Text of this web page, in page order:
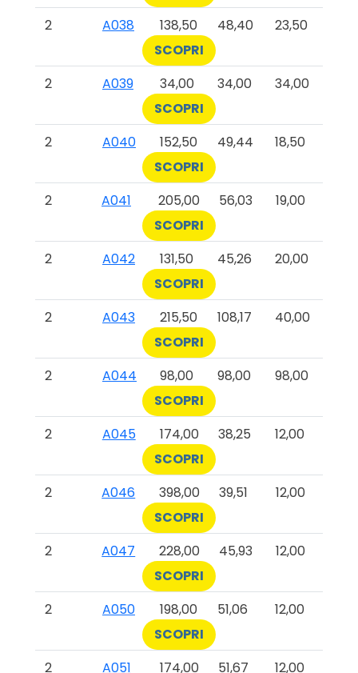
2
A038 138,50 48,40
23,50
SCOPRI
2
A039 34,00 34,00
34,00
SCOPRI
2
A040 152,50 49,44
18,50
SCOPRI
2
A041 205,00 56,03
19,00
SCOPRI
2
A042 131,50 45,26
20,00
SCOPRI
2
A043 215,50 108,17
40,00
SCOPRI
2
A044 98,00 98,00
98,00
SCOPRI
2
A045 174,00 38,25
12,00
SCOPRI
2
A046 398,00 39,51
12,00
SCOPRI
2
A047 228,00 45,93
12,00
SCOPRI
2
A050 198,00 51,06
12,00
SCOPRI
2
A051 174,00 51,67
12,00